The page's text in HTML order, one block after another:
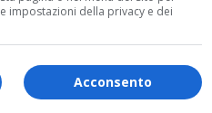
alcuni agenti
settimana. Una
dei due nuovi
impostazioni della privacy e dei
Acconsento